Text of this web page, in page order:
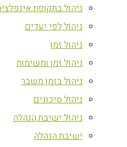
ניהול בתקופת אינפלציה
ניהול לפי יעדים
ניהול זמן
ניהול זמן ומשימות
ניהול בזמן משבר
ניהול סיכונים
ניהול ישיבת הנהלה
ישיבת הנהלה